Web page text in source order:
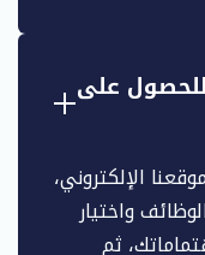
على
الإلكتروني،
واختيار
ثم